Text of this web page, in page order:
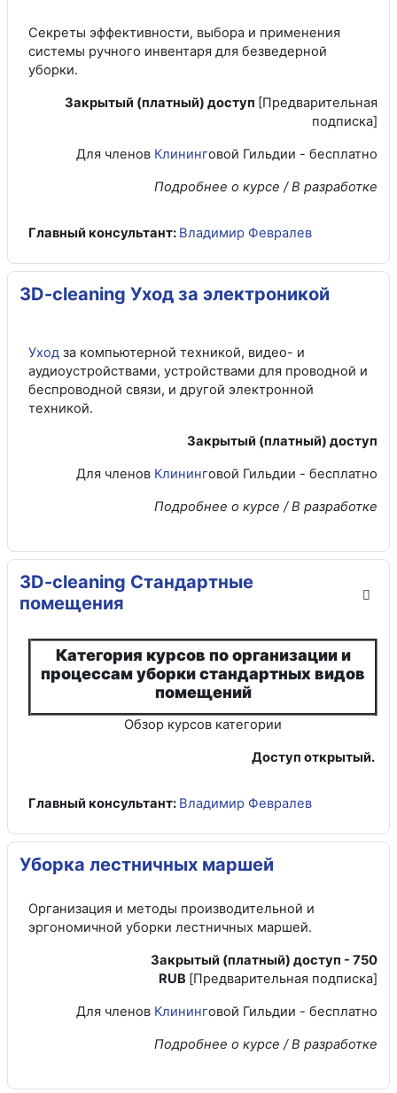
Секреты эффективности, выбора и применения
системы ручного инвентаря для безведерной
уборки.
Закрытый (платный) доступ [Предварительная
подписка]
Для членов Клининговой Гильдии - бесплатно
Подробнее о курсе / В разработке
Главный консультант: Владимир Февралев
3D-cleaning Уход за электроникой
Уход за компьютерной техникой, видео- и
аудиоустройствами, устройствами для проводной и
беспроводной связи, и другой электронной
техникой.
Закрытый (платный) доступ
Для членов Клининговой Гильдии - бесплатно
Подробнее о курсе / В разработке
3D-cleaning Стандартные
помещения
Категория курсов по организации и
процессам уборки стандартных видов
помещений
Обзор курсов категории
Доступ открытый.
Главный консультант: Владимир Февралев
Уборка лестничных маршей
Организация и методы производительной и
эргономичной уборки лестничных маршей.
Закрытый (платный) доступ - 750
RUB [Предварительная подписка]
Для членов Клининговой Гильдии - бесплатно
Подробнее о курсе / В разработке